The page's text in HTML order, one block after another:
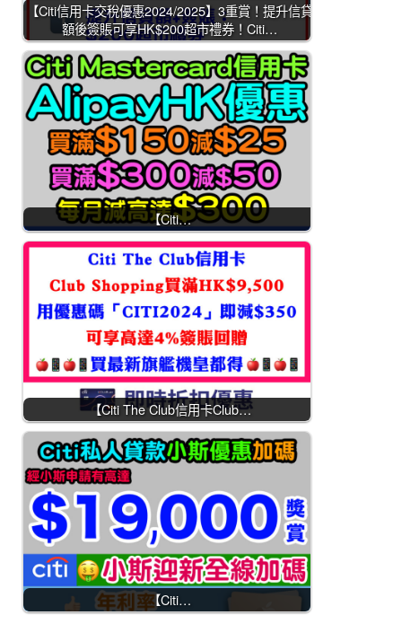
【Citi信用卡交稅優惠2024/2025】3重賞！提升信貸
額後簽賬可享HK$200超市禮券！Citi…
【Citi…
【Citi The Club信用卡Club…
【Citi…